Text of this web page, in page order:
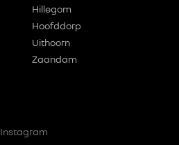
Hillegom
Hoofddorp
Uithoorn
Zaandam
Instagram